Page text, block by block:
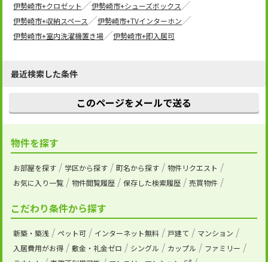
伊勢崎市+クロゼット
伊勢崎市+シューズボックス
伊勢崎市+収納スペース
伊勢崎市+TVインターホン
伊勢崎市+室内洗濯機置き場
伊勢崎市+即入居可
最近検索した条件
このページをメールで送る
物件を探す
お部屋を探す 学区から探す 町名から探す
物件リクエスト
お気に入り一覧
物件閲覧履歴 保存した検索履歴 売買物件
こだわり条件から探す
新築・築浅 ペット可 インターネット無料 戸建て
マンション
入居費用がお得
敷金・礼金ゼロ シングル カップル
ファミリー